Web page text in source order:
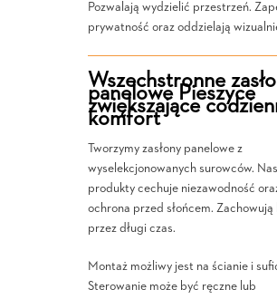
Pozwalają wydzielić przestrzeń.
prywatność oraz oddzielają
Wszechstronne
panelowe Pieszyce
zwiększające
komfort
Tworzymy zasłony panelowe z
wyselekcjonowanych surowców.
produkty cechuje niezawodność
ochrona przed słońcem. Zachowują
przez długi czas.
Montaż możliwy jest na ścianie i
Sterowanie może być ręczne lub